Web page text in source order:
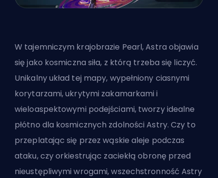
W tajemniczym krajobrazie Pearl, Astra objawia
się jako kosmiczna siła, z którą trzeba się liczyć.
Unikalny układ tej mapy, wypełniony ciasnymi
korytarzami, ukrytymi zakamarkami i
wieloaspektowymi podejściami, tworzy idealne
płótno dla kosmicznych zdolności Astry. Czy to
przeplatając się przez wąskie aleje podczas
ataku, czy orkiestrując zaciekłą obronę przed
nieustępliwymi wrogami, wszechstronność Astry